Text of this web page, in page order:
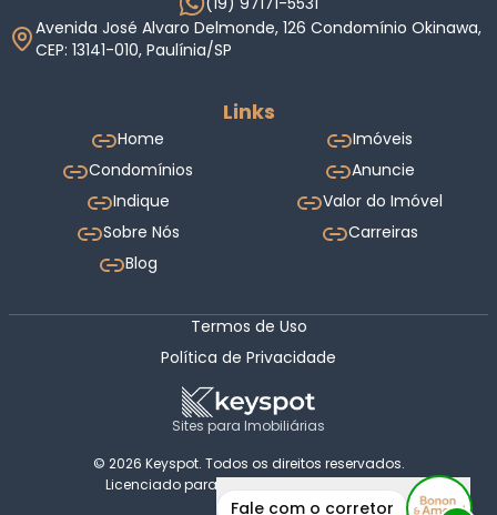
Fale com o corretor
Avenida José Alvaro Delmonde, 126 Condomínio Okinawa,
CEP: 13141-010, Paulínia/SP
Links
Home
Imóveis
Condomínios
Anuncie
Indique
Valor do Imóvel
Sobre Nós
Carreiras
Blog
Termos de Uso
Política de Privacidade
Sites para Imobiliárias
© 2026 Keyspot. Todos os direitos reservados.
Licenciado para Bonon & Amaral Imóveis.